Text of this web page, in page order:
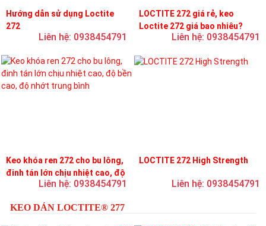
Hướng dẫn sử dụng Loctite
272
Liên hệ: 0938454791
LOCTITE 272 giá rẻ, keo
Loctite 272 giá bao nhiêu?
Liên hệ: 0938454791
Keo khóa ren 272 cho bu lông,
đinh tán lớn chịu nhiệt cao, độ
bền cao, độ nhớt trung bình
Liên hệ: 0938454791
LOCTITE 272 High Strength
Liên hệ: 0938454791
KEO DÁN LOCTITE® 277